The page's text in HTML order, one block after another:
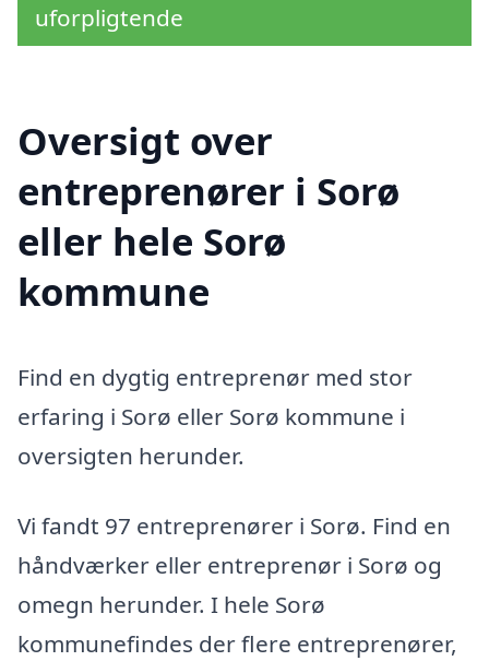
uforpligtende
Oversigt over
entreprenører i Sorø
eller hele Sorø
kommune
Find en dygtig entreprenør med stor
erfaring i Sorø eller Sorø kommune i
oversigten herunder.
Vi fandt 97 entreprenører i Sorø. Find en
håndværker eller entreprenør i Sorø og
omegn herunder. I hele Sorø
kommunefindes der flere entreprenører,